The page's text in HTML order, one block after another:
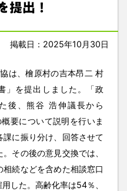
提出！
掲載日：2025年10月30日
は、檜原村の吉本昂二 村
」を提出しました。「政
後、熊谷 浩伸議長から
要について説明を行いま
課に振り分け、回答させて
その後の意見交換では、
続などを含めた相談窓口
した。高齢化率は54％、